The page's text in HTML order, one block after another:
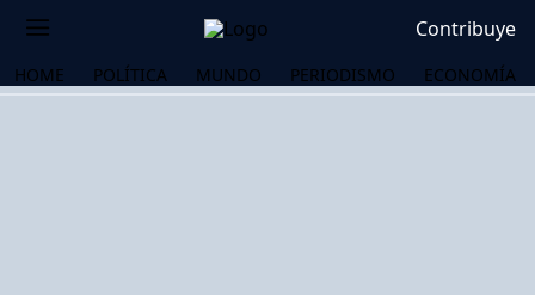
Contribuye
HOME POLÍTICA MUNDO PERIODISMO ECONOMÍA